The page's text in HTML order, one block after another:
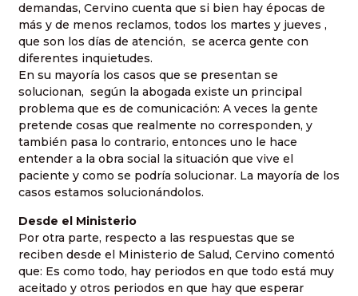
demandas, Cervino cuenta que si bien hay épocas de
más y de menos reclamos, todos los martes y jueves ,
que son los días de atención, se acerca gente con
diferentes inquietudes.
En su mayoría los casos que se presentan se
solucionan, según la abogada existe un principal
problema que es de comunicación: A veces la gente
pretende cosas que realmente no corresponden, y
también pasa lo contrario, entonces uno le hace
entender a la obra social la situación que vive el
paciente y como se podría solucionar. La mayoría de los
casos estamos solucionándolos.
Desde el Ministerio
Por otra parte, respecto a las respuestas que se
reciben desde el Ministerio de Salud, Cervino comentó
que: Es como todo, hay periodos en que todo está muy
aceitado y otros periodos en que hay que esperar